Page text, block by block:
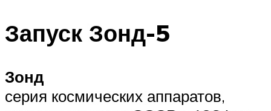
Запуск Зонд-5
Зонд
серия космических аппаратов,